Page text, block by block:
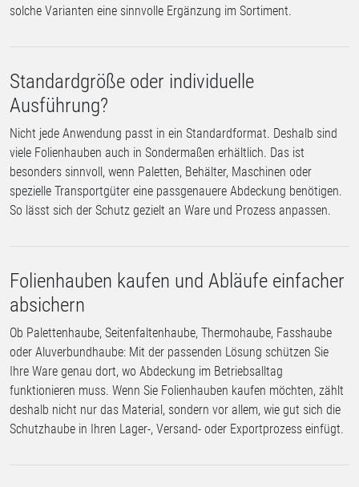
solche Varianten eine sinnvolle Ergänzung im Sortiment.
Standardgröße oder individuelle
Ausführung?
Nicht jede Anwendung passt in ein Standardformat. Deshalb sind
viele Folienhauben auch in Sondermaßen erhältlich. Das ist
besonders sinnvoll, wenn Paletten, Behälter, Maschinen oder
spezielle Transportgüter eine passgenauere Abdeckung benötigen.
So lässt sich der Schutz gezielt an Ware und Prozess anpassen.
Folienhauben kaufen und Abläufe einfacher
absichern
Ob Palettenhaube, Seitenfaltenhaube, Thermohaube, Fasshaube
oder Aluverbundhaube: Mit der passenden Lösung schützen Sie
Ihre Ware genau dort, wo Abdeckung im Betriebsalltag
funktionieren muss. Wenn Sie Folienhauben kaufen möchten, zählt
deshalb nicht nur das Material, sondern vor allem, wie gut sich die
Schutzhaube in Ihren Lager-, Versand- oder Exportprozess einfügt.